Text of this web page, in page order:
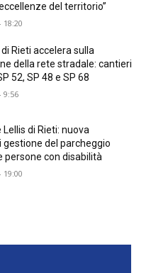
del territorio”
18:20
Rieti accelera sulla
della rete stradale: cantieri
52, SP 48 e SP 68
9:56
di Rieti: nuova
gestione del parcheggio
persone con disabilità
19:00